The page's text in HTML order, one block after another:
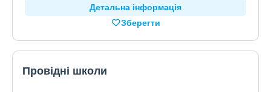
Детальна інформація
Зберегти
Провідні школи